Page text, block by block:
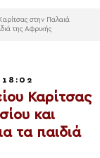
στην Παλαιά
της Αφρικής
Καρίτσας
και
τα παιδιά